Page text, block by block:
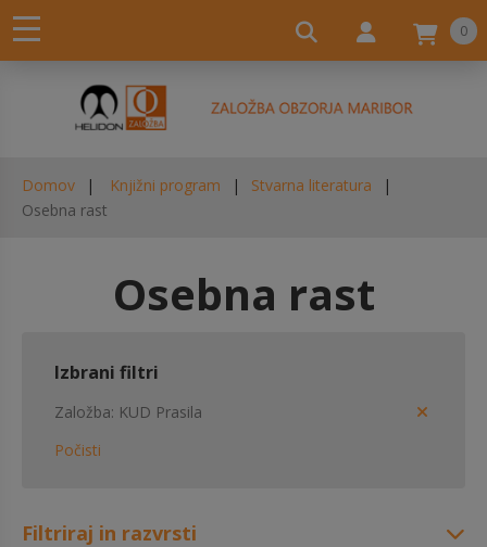
0
Domov Knjižni program
Stvarna literatura
Osebna rast
Osebna rast
Izbrani filtri
Založba KUD Prasila
Počisti
Filtriraj in razvrsti